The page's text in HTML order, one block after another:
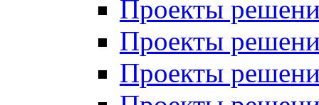
Проекты
Проекты
Проекты